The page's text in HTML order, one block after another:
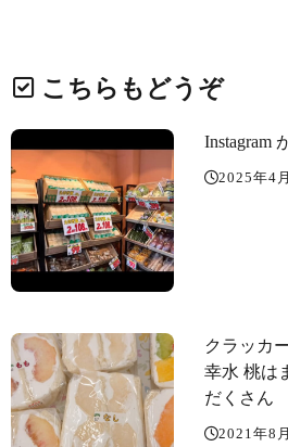
こちらもどうぞ
Instagram
2025年4
クラッカ
幸水 桃は
だくさん
2021年8